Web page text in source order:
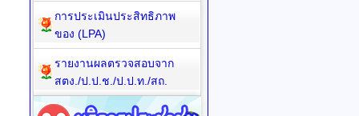
การจัดการองค์ความรู้ KM
การประเมินประสิทธิภาพ
ของ (LPA)
รายงานผลตรวจสอบจาก
สตง./ป.ป.ช./ป.ป.ท./สถ.